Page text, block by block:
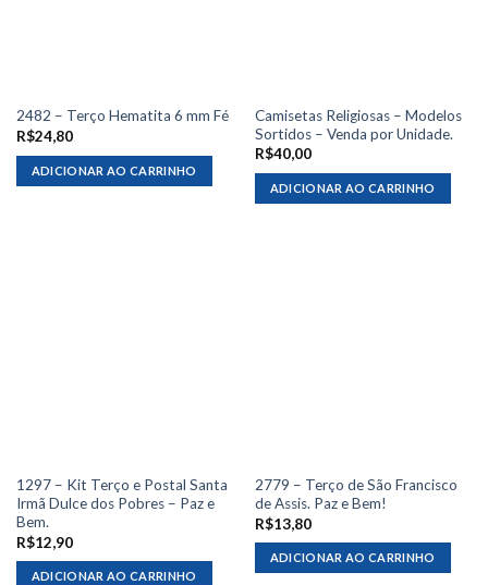
2482 – Terço Hematita 6 mm Fé
R$24,80
ADICIONAR AO CARRINHO
Camisetas Religiosas – Modelos
Sortidos – Venda por Unidade.
R$40,00
ADICIONAR AO CARRINHO
1297 – Kit Terço e Postal Santa
Irmã Dulce dos Pobres – Paz e
Bem.
R$12,90
ADICIONAR AO CARRINHO
2779 – Terço de São Francisco
de Assis. Paz e Bem!
R$13,80
ADICIONAR AO CARRINHO